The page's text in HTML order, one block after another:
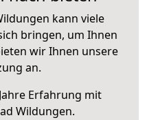
kann viele
bringen, um Ihnen
wir Ihnen unsere
an.
Erfahrung mit
Wildungen.